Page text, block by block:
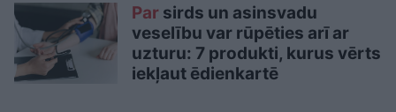
Par sirds un asinsvadu
veselību var rūpēties arī ar
uzturu: 7 produkti, kurus vērts
iekļaut ēdienkartē